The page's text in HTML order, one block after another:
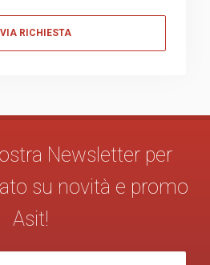
Newsletter per
su novità e promo
Asit!